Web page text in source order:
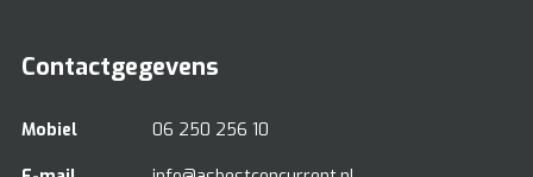
Contactgegevens
Mobiel 06 250 256 10